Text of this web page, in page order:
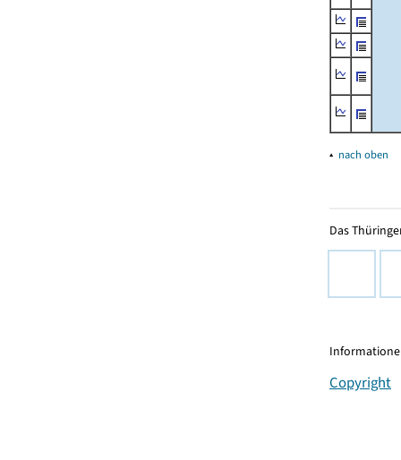
▴ nach oben
Das
Copyright